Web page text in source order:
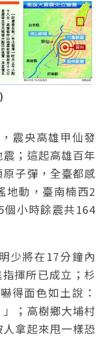
震央高雄甲仙發
；這起高雄百年
子彈，全臺都感
地動，臺南楠西2
個小時餘震共164
少將在17分鐘內
揮所已成立；杉
得面色如土說：
」；高樹鄉大埔村
拿起來甩一樣恐